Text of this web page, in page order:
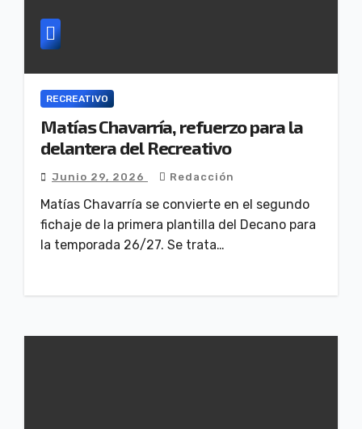
RECREATIVO
Matías Chavarría, refuerzo para la
delantera del Recreativo
Junio 29, 2026 Redacción
Matías Chavarría se convierte en el segundo
fichaje de la primera plantilla del Decano para
la temporada 26/27. Se trata…